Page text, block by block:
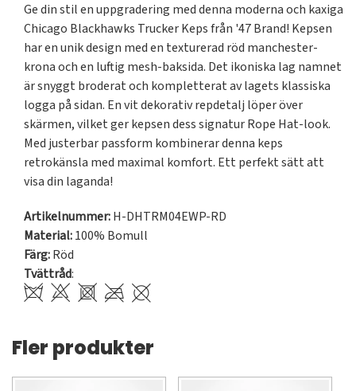
Ge din stil en uppgradering med denna moderna och kaxiga
Chicago Blackhawks Trucker Keps från '47 Brand! Kepsen
har en unik design med en texturerad röd manchester-
krona och en luftig mesh-baksida. Det ikoniska lag namnet
är snyggt broderat och kompletterat av lagets klassiska
logga på sidan. En vit dekorativ repdetalj löper över
skärmen, vilket ger kepsen dess signatur Rope Hat-look.
Med justerbar passform kombinerar denna keps
retrokänsla med maximal komfort. Ett perfekt sätt att
visa din laganda!
Artikelnummer:H-DHTRM04EWP-RD
Material:100% Bomull
Färg:Röd
Tvättråd:
Fler produkter